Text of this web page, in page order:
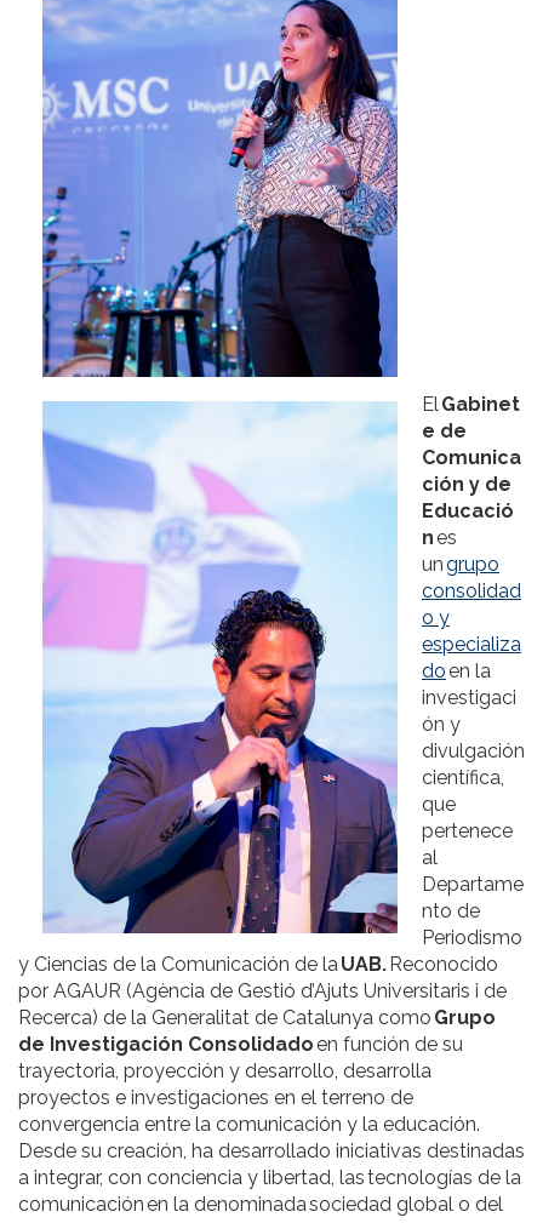
ElGabinet
e de
Comunica
ción y de
Educació
nes
ungrupo
consolidad
o y
especializa
doen la
investigaci
ón y
divulgación
científica,
que
pertenece
al
Departame
nto de
Periodismo
y Ciencias de la Comunicación de laUAB. Reconocido
por AGAUR (Agència de Gestió d’Ajuts Universitaris i de
Recerca) de la Generalitat de Catalunya como Grupo
de Investigación Consolidadoen función de su
trayectoria, proyección y desarrollo, desarrolla
proyectos e investigaciones en el terreno de
convergencia entre la comunicación y la educación.
Desde su creación, ha desarrollado iniciativas destinadas
a integrar, con conciencia y libertad, las tecnologías de la
comunicación en la denominada sociedad global o del